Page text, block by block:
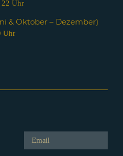
22 Uhr
& Oktober – Dezember)
Uhr